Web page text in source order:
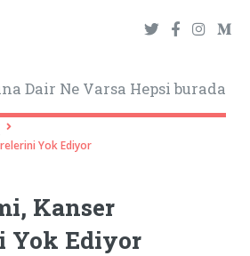
Dair Ne Varsa Hepsi burada
Yok Ediyor
Kanser
Yok Ediyor